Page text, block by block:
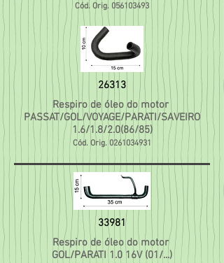
Cód. Orig. 056103493
26313
Respiro de óleo do motor
PASSAT/GOL/VOYAGE/PARATI/SAVEIRO
1.6/1.8/2.0(86/85)
Cód. Orig.0261034931
33981
Respiro de óleo do motor
GOL/PARATI 1.0 16V (01/...)